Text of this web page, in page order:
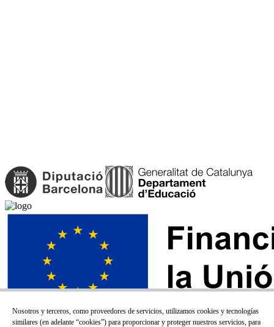
Nosotros y terceros, como proveedores de servicios, utilizamos cookies y tecnologías
similares (en adelante “cookies”) para proporcionar y proteger nuestros servicios, para